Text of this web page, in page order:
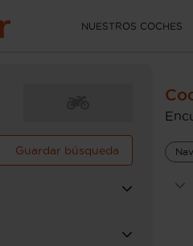
NUESTROS COCHES
Guardar búsqueda